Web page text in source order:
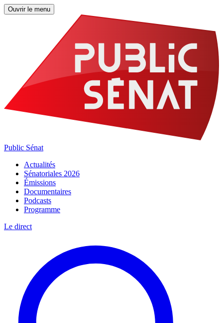
Ouvrir le menu
Public Sénat
Actualités
Sénatoriales 2026
Émissions
Documentaires
Podcasts
Programme
Le direct